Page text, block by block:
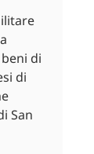
di
di
San